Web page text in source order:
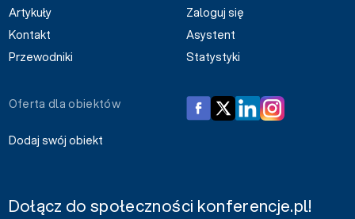
Artykuły
Kontakt
Przewodniki
Zaloguj się
Asystent
Statystyki
Oferta dla obiektów
Dodaj swój obiekt
Dołącz do społeczności konferencje.pl!